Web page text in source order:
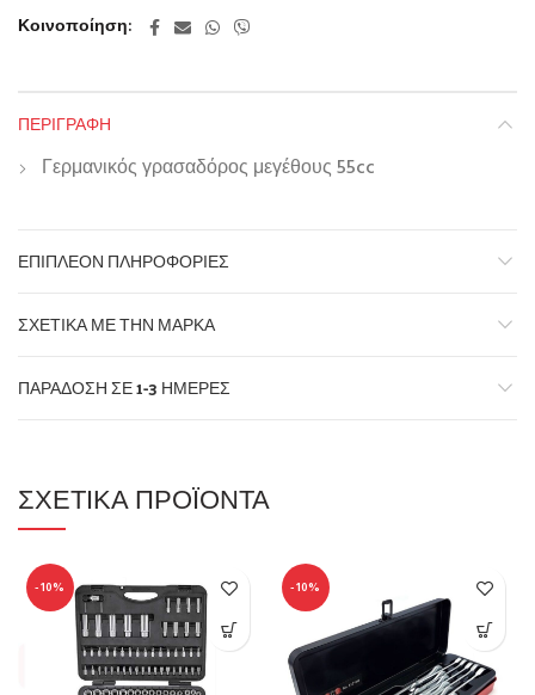
Κοινοποίηση
ΠΕΡΙΓΡΑΦΉ
Γερμανικός γρασαδόρος μεγέθους 55cc
ΕΠΙΠΛΈΟΝ ΠΛΗΡΟΦΟΡΊΕΣ
ΣΧΕΤΙΚΆ ΜΕ ΤΗΝ ΜΆΡΚΑ
ΠΑΡΆΔΟΣΗ ΣΕ 1-3 ΗΜΈΡΕΣ
ΣΧΕΤΙΚΆ ΠΡΟΪΌΝΤΑ
-10% -10%